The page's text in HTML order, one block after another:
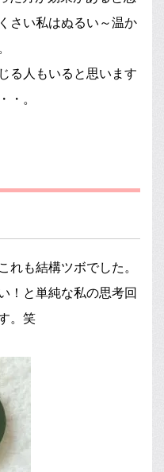
さい私はぬるい～温か
る人もいると思います
・。
れも結構ツボでした。
！と単純な私の思考回
。笑